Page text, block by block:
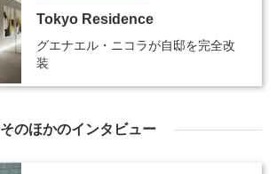
Tokyo Residence
グエナエル・ニコラが自邸を完全改
装
そのほかのインタビュー